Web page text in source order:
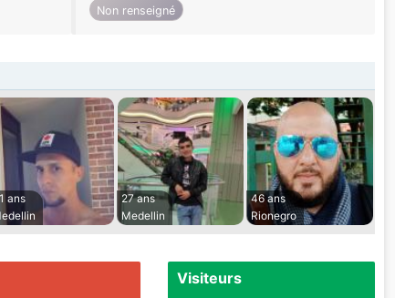
Non renseigné
ans
27 ans
Medellin
46 ans
Rionegro
Visiteurs